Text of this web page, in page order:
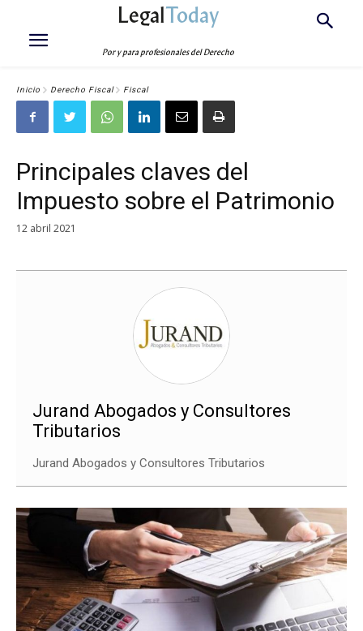
LegalToday
Por y para profesionales del Derecho
Inicio Derecho Fiscal Fiscal
Principales claves del
Impuesto sobre el Patrimonio
12 abril 2021
Jurand Abogados y Consultores
Tributarios
Jurand Abogados y Consultores Tributarios